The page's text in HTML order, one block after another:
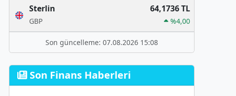
Sterlin
GBP
64,1736 TL
%4,00
Son güncelleme: 07.08.2026 15:08
Son Finans Haberleri